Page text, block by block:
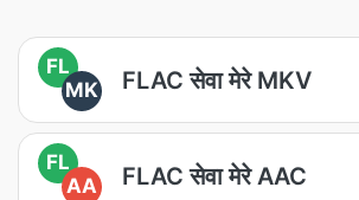
FL
MK
FLAC सेवा मेरे MKV
FL
AA
FLAC सेवा मेरे AAC